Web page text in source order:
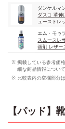
ダンケルマ
ダスコ 革伸
ューストレ
エム・モゥ
スムースレ
張剤 レザー
掲載している参考価
細な商品情報につい
比較表内の空欄部分
【パッド】